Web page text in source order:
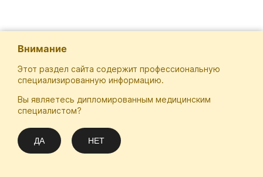
Внимание
Этот раздел сайта содержит профессиональную
специализированную информацию.
Вы являетесь дипломированным медицинским
специалистом?
ДА НЕТ
Отечественная Школа Онкологов
Email
info@practical-oncology.ru